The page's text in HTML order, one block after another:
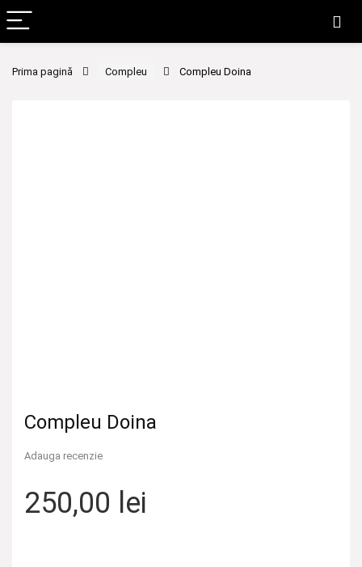
Prima pagină Compleu Compleu Doina
Compleu Doina
Adauga recenzie
250,00 lei